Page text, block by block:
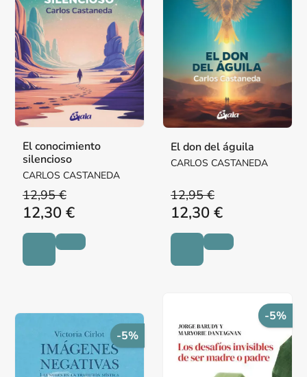
El conocimiento
silencioso
CARLOS CASTANEDA
12,95 €
12,30 €
El don del águila
CARLOS CASTANEDA
12,95 €
12,30 €
-5%
-5%